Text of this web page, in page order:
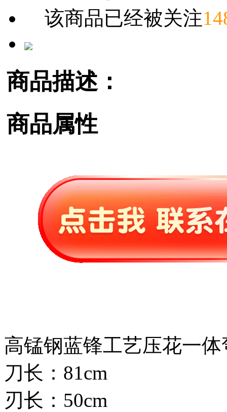
该商品已经被关注
商品描述：
商品属性
高锰钢蓝锋工艺压花一
刀长：81cm
刃长：50cm